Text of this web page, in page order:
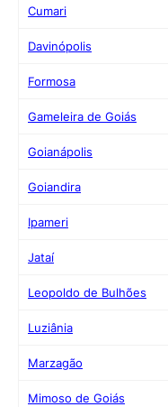
Cumari
Davinópolis
Formosa
Gameleira de Goiás
Goianápolis
Goiandira
Ipameri
Jataí
Leopoldo de Bulhões
Luziânia
Marzagão
Mimoso de Goiás